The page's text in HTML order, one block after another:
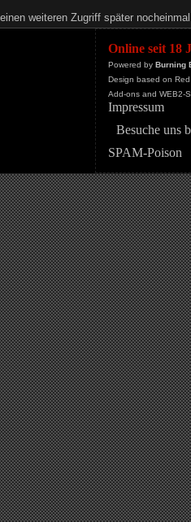
weiteren Zugriff später
Online seit 18
Powered by Burning
Design based on
Add-ons and WEB2-
Impressum
Besuche uns
SPAM-Poison